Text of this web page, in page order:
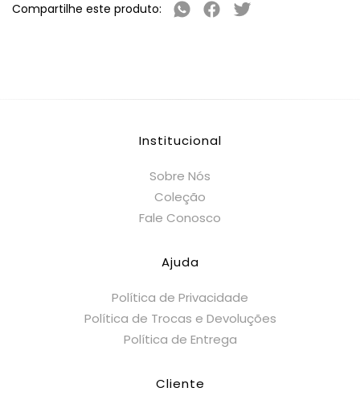
Compartilhe este produto:
Institucional
Sobre Nós
Coleção
Fale Conosco
Ajuda
Política de Privacidade
Política de Trocas e Devoluções
Política de Entrega
Cliente